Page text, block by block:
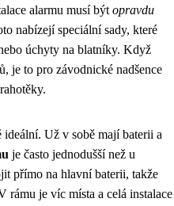
alarmu musí být opravdu
nabízejí speciální sady, které
úchyty na blatníky. Když
je to pro závodnické nadšence
Už v sobě mají baterii a
je často jednodušší než u
přímo na hlavní baterii, takže
rámu je víc místa a celá instalace